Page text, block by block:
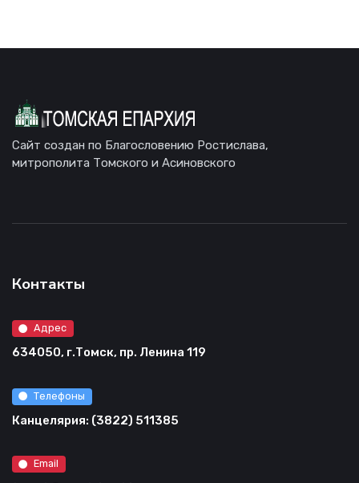
Сайт создан по Благословению Ростислава,
митрополита Томского и Асиновского
Контакты
Адрес
634050, г.Томск, пр. Ленина 119
Телефоны
Канцелярия: (3822) 511385
Email